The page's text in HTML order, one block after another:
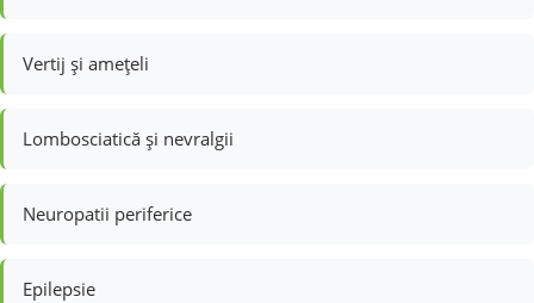
Vertij și amețeli
Lombosciatică și nevralgii
Neuropatii periferice
Epilepsie